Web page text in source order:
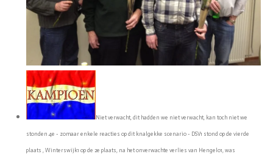
Niet verwacht, dit hadden we niet verwacht, kan toch niet we
stonden 4e - zomaar enkele reacties op dit knalgekke scenario - DSV1 stond op de vierde
plaats , Winterswijk1 op de 2e plaats, na het onverwachte verlies van Hengelo1, was